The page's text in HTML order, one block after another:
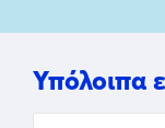
Υπόλοιπα